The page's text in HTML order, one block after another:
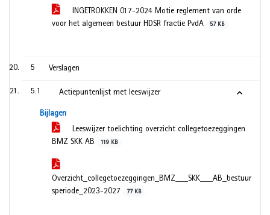
INGETROKKEN 017-2024 Motie reglement van orde
voor het algemeen bestuur HDSR fractie PvdA
57 KB
5 Verslagen
5.1 Actiepuntenlijst met leeswijzer
Bijlagen
Leeswijzer toelichting overzicht collegetoezeggingen
BMZ SKK AB
119 KB
Overzicht_collegetoezeggingen_BMZ___SKK___AB_bestuur
speriode_2023-2027
77 KB